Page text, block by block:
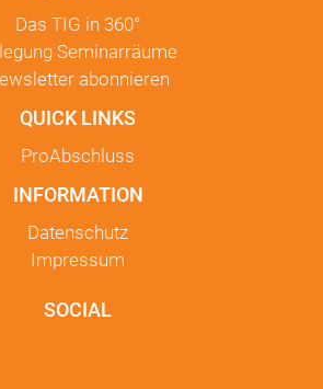
Das TIG in 360°
Seminarräume
abonnieren
QUICK LINKS
ProAbschluss
INFORMATION
Datenschutz
Impressum
SOCIAL